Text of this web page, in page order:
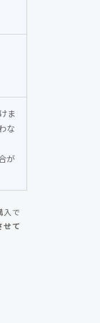
ま
な
が
入で
せて